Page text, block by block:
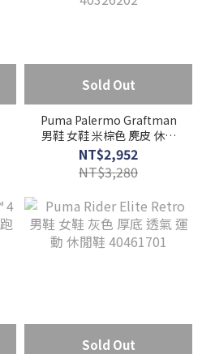
Sold Out
Puma Palermo Graftman
男鞋 女鞋 米棕色 麂皮 休閒
膠底 中性 運動 休閒鞋
40326202
NT$2,952
NT$3,280
Sold Out